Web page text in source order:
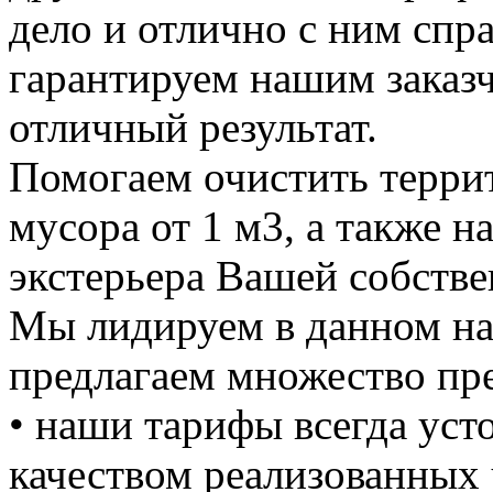
дело и отлично с ним
гарантируем нашим
отличный результат.
Помогаем очистить
мусора от 1 м3, а также
экстерьера Вашей
Мы лидируем в данном
предлагаем множество
• наши тарифы всегда
качеством реализованных